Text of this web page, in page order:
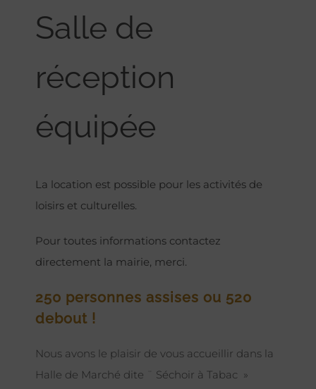
Salle de
réception
équipée
La location est possible pour les activités de
loisirs et culturelles.
Pour toutes informations contactez
directement la mairie, merci.
250 personnes assises ou 520
debout !
Nous avons le plaisir de vous accueillir dans la
Halle de Marché dite ¨ Séchoir à Tabac »